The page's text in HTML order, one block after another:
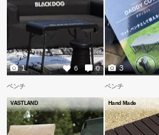
6 0
1 3
ベンチ
VASTLAND
ベンチ
Hand Made